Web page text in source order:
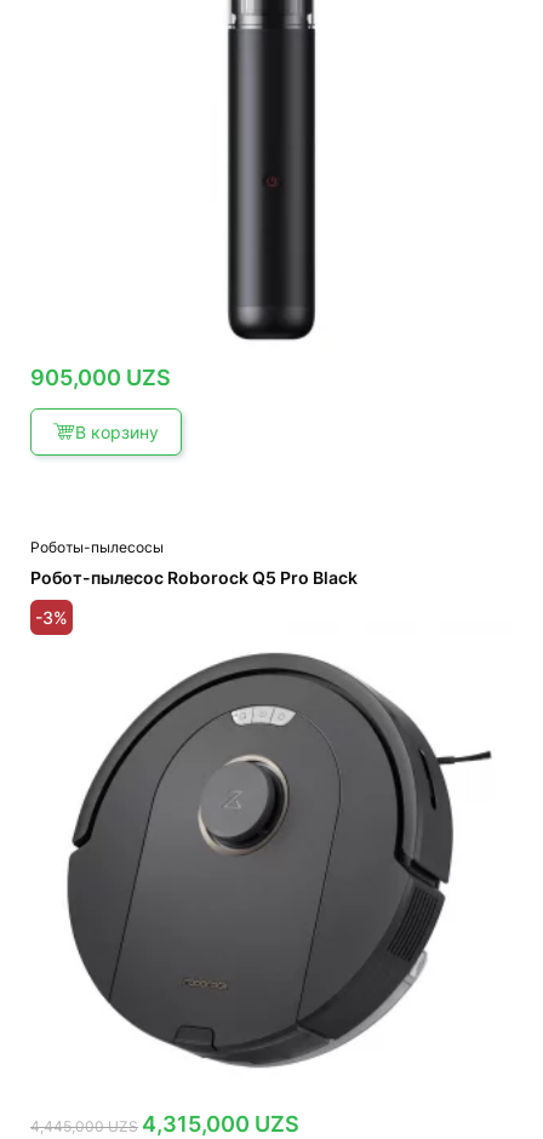
905,000 UZS
В корзину
Роботы-пылесосы
Робот-пылесос Roborock Q5 Pro Black
-3%
4,445,000UZS Первоначальная
цена
4,315,000 UZS